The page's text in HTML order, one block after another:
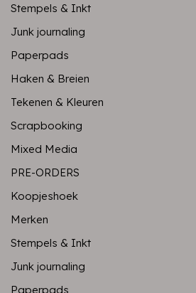
Stempels & Inkt
Junk journaling
Paperpads
Haken & Breien
Tekenen & Kleuren
Scrapbooking
Mixed Media
PRE-ORDERS
Koopjeshoek
Merken
Stempels & Inkt
Junk journaling
Paperpads